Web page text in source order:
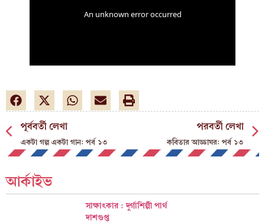
পূর্ববর্তী লেখা
একটা গল্প একটা গান: পর্ব ১৩
পরবর্তী লেখা
কবিতার আড্ডাঘর: পর্ব ১৩
আর্কাইভ
সাক্ষাৎকার : দুর্গাশিল্পী পার্থ
দাশগুপ্ত